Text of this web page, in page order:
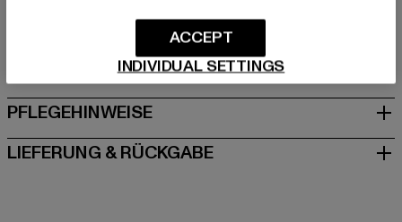
GRÖSSE & PASSFORM
PFLEGEHINWEISE
LIEFERUNG & RÜCKGABE
INDIVIDUAL SETTINGS
ACCEPT